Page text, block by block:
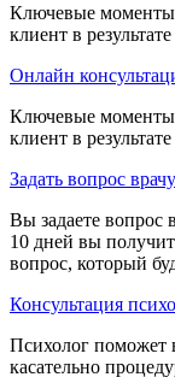
Ключевые моменты
клиент в
Онлайн
Ключевые моменты
клиент в
Задать вопрос
Вы задаете вопрос
10 дней вы
вопрос, который
Консультация
Психолог поможет
касательно